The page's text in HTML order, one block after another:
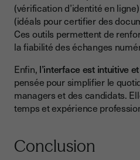
(vérification d’identité en
(idéals pour certifier des
Ces outils permettent de
la fiabilité des échanges
Enfin, l’interface est intuitive
pensée pour simplifier le
managers et des candidats.
temps et expérience
Conclusion